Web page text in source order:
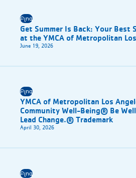
Բլոգ
Get Summer Is Back: Your Best
at the YMCA of Metropolitan
June 19, 2026
Բլոգ
YMCA of Metropolitan Los
Community Well-Being® Be
Lead Change.® Trademark
April 30, 2026
Բլոգ